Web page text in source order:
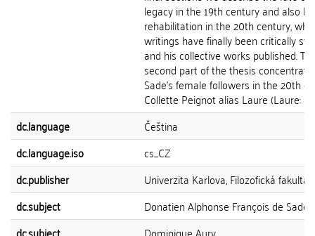
legacy in the 19th century and also his
rehabilitation in the 20th century,
writings have finally been critically
and his collective works published.
second part of the thesis
Sade's female followers in the 20th
Collette Peignot alias Laure (Laure:
dc.language
Čeština
dc.language.iso
cs_CZ
dc.publisher
Univerzita Karlova, Filozofická fakulta
dc.subject
Donatien Alphonse François de Sade